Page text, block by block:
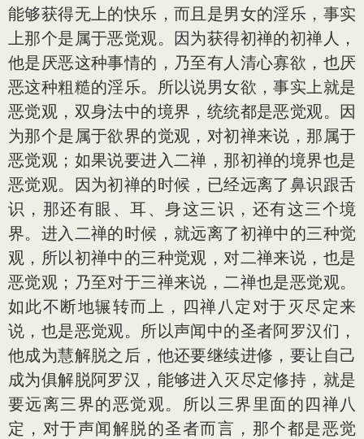
能够获得无上的快乐，而且是男女的淫乐，事实
上那个是属于恶觉观。因为获得初禅的初禅人，
他是厌恶这种事情的，乃至有人清心寡欲，也厌
恶这种粗糙的淫乐。所以说男女欲，事实上就是
恶觉观，双身法中的境界，统统都是恶觉观。因
为那个是属于欲界的觉观，对初禅来说，那属于
恶觉观；如果说要进入二禅，那初禅的境界也是
恶觉观。因为初禅的时候，已经远离了鼻识跟舌
识，那还有眼、耳、身这三识，还有这三个境
界。进入二禅的时候，就远离了初禅中的三种觉
观，所以初禅中的三种觉观，对二禅来说，也是
恶觉观；乃至对于三禅来说，二禅也是恶觉观。
如此不断地辗转而上，四禅八定对于灭尽定来
说，也是恶觉观。所以声闻中的圣者阿罗汉们，
他成为慧解脱之后，他还要继续进修，要让自己
成为俱解脱阿罗汉，能够进入灭尽定修持，就是
要远离三界的恶觉观。所以三界里面的四禅八
定，对于声闻解脱的圣者而言，那个都是恶觉